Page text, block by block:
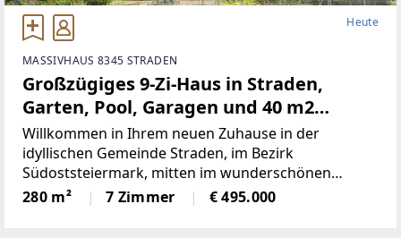
Heute
MASSIVHAUS 8345 STRADEN
Großzügiges 9-Zi-Haus in Straden,
Garten, Pool, Garagen und 40 m2
Wintergarten – 280 m² Wohnkomfort in
Toplage
Willkommen in Ihrem neuen Zuhause in der
idyllischen Gemeinde Straden, im Bezirk
Südoststeiermark, mitten im wunderschönen
Steirischen Vulkan- und Thermenland. Dieses
großzügige Einfamilienhaus bietet Ihnen auf
280 m² 7 Zimmer € 495.000